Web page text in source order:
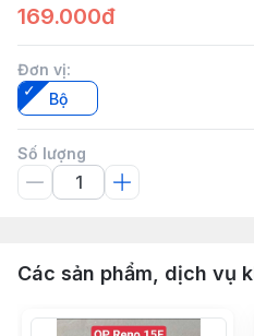
169.000đ
Đơn vị:
Bộ
Số lượng
Các sản phẩm, dịch vụ